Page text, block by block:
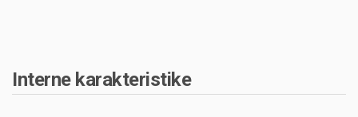
Interne karakteristike